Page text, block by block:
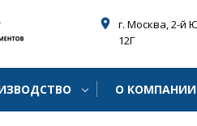
place г. Москва, 2-й
12Г
О КОМПАНИИ